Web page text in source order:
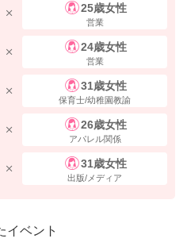
25歳女性
営業
24歳女性
営業
31歳女性
保育士/幼稚園教諭
26歳女性
アパレル関係
31歳女性
出版/メディア
イベント